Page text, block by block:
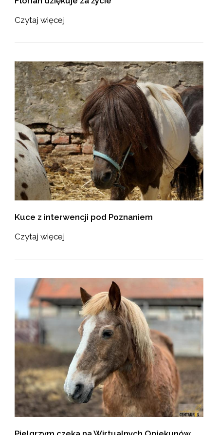
Czytaj więcej
Kuce z interwencji pod Poznaniem
Czytaj więcej